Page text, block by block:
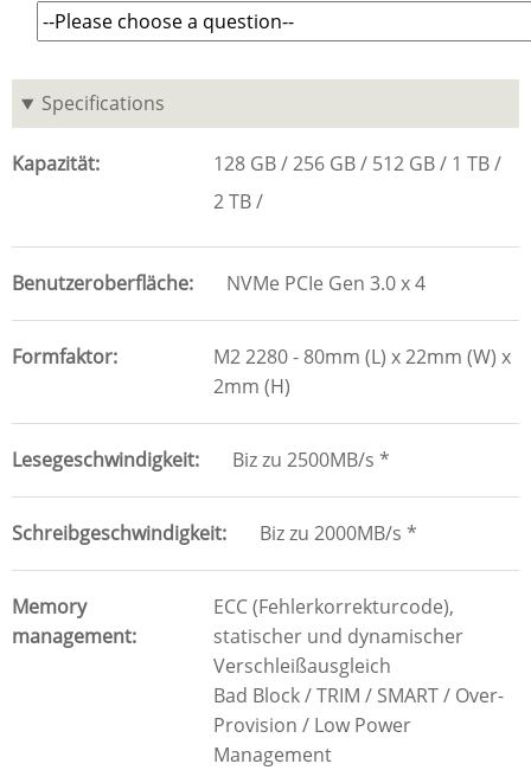
Specifications
Kapazität 128 GB 256 GB 512 GB
1 TB
2 TB
Benutzeroberfläche NVMe PCIe Gen 3.0 x 4
Formfaktor
M2 2280 - 80mm (L) x 22mm (W) x
2mm (H)
Lesegeschwindigkeit Biz zu 2500MB/s *
Schreibgeschwindigkeit Biz zu 2000MB/s *
Memory
management
ECC (Fehlerkorrekturcode),
statischer und dynamischer
Verschleißausgleich
Bad Block / TRIM / SMART / Over-
Provision / Low Power
Management